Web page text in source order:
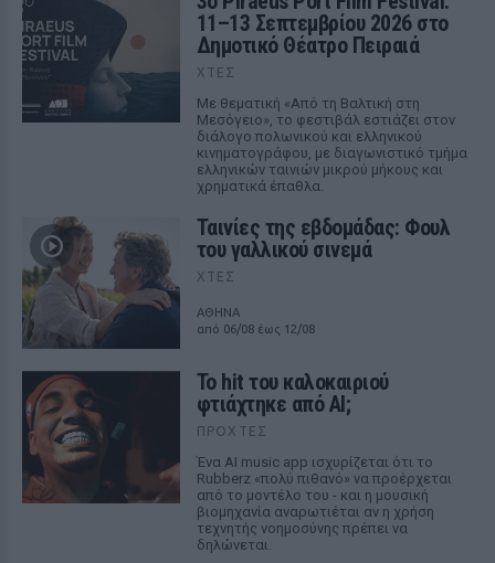
11–13 Σεπτεμβρίου 2026 στο
Δημοτικό Θέατρο Πειραιά
ΧΤΕΣ
Με θεματική «Από τη Βαλτική στη
Μεσόγειο», το φεστιβάλ εστιάζει στον
διάλογο πολωνικού και ελληνικού
κινηματογράφου, με διαγωνιστικό τμήμα
ελληνικών ταινιών μικρού μήκους και
χρηματικά έπαθλα.
Ταινίες της εβδομάδας: Φουλ
του γαλλικού σινεμά
ΧΤΕΣ
ΑΘΗΝΑ
από 06/08 έως 12/08
Το hit του καλοκαιριού
φτιάχτηκε από AI;
ΠΡΟΧΤΈΣ
Ένα AI music app ισχυρίζεται ότι το
Rubberz «πολύ πιθανό» να προέρχεται
από το μοντέλο του - και η μουσική
βιομηχανία αναρωτιέται αν η χρήση
τεχνητής νοημοσύνης πρέπει να
δηλώνεται.